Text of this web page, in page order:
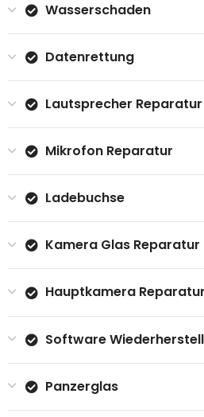
Wasserschaden
Datenrettung
Lautsprecher Reparatur
Mikrofon Reparatur
Ladebuchse
Kamera Glas Reparatur
Hauptkamera
Software
Panzerglas